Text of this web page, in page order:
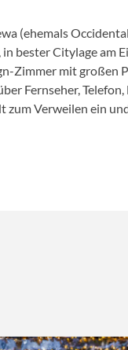
©Barceló Hotel
(ehemals
bester Citylage am
Zimmer mit großen
Fernseher, Telefon,
zum Verweilen ein